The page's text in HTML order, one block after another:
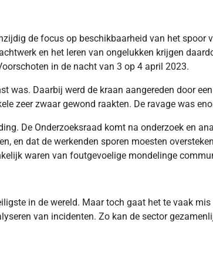
de focus op beschikbaarheid van het spoor
en het leren van ongelukken krijgen
in de nacht van 3 op 4 april 2023.
Daarbij werd de kraan aangereden door
zeer zwaar gewond raakten. De ravage was
De Onderzoeksraad komt na onderzoek en
en dat de werkenden sporen moesten
waren van foutgevoelige mondelinge
in de wereld. Maar toch gaat het te vaak
van incidenten. Zo kan de sector